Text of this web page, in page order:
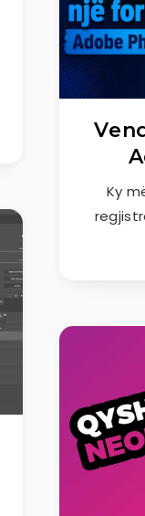
Ky